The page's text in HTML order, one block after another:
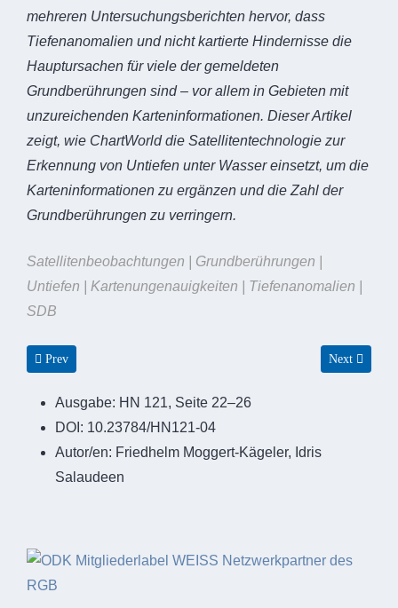
mehreren Untersuchungsberichten hervor, dass
Tiefenanomalien und nicht kartierte Hindernisse die
Hauptursachen für viele der gemeldeten
Grundberührungen sind – vor allem in Gebieten mit
unzureichenden Karteninformationen. Dieser Artikel
zeigt, wie ChartWorld die Satellitentechnologie zur
Erkennung von Untiefen unter Wasser einsetzt, um die
Karteninformationen zu ergänzen und die Zahl der
Grundberührungen zu verringern.
Satellitenbeobachtungen | Grundberührungen |
Untiefen | Kartenungenauigkeiten | Tiefenanomalien |
SDB
Previous article: »Die Hydrographie hat deutliche Fortschritte gemacht«
Prev Next article:
Next
Ausgabe: HN 121, Seite 22–26
DOI: 10.23784/HN121-04
Autor/en: Friedhelm Moggert-Kägeler, Idris
Salaudeen